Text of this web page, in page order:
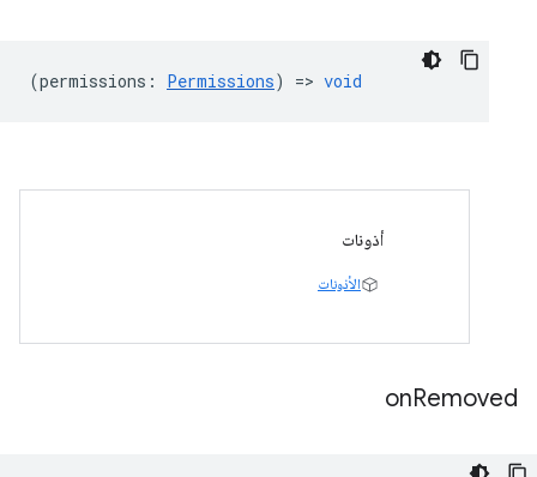
(permissions : Permissions) => void
أذونات
الأذونات
onRemoved